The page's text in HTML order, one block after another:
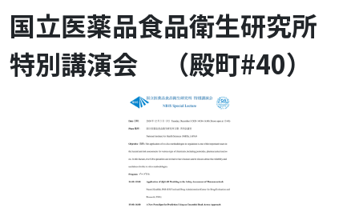
国立医薬品食品衛生研究所
特別講演会 （殿町#40）